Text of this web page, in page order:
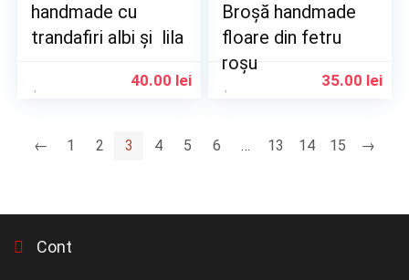
handmade cu
trandafiri albi și lila
40.00 lei
Broșă handmade
floare din fetru
roșu
35.00 lei
← 1 2 3 4 5 6 … 13 14 15 →
Cont